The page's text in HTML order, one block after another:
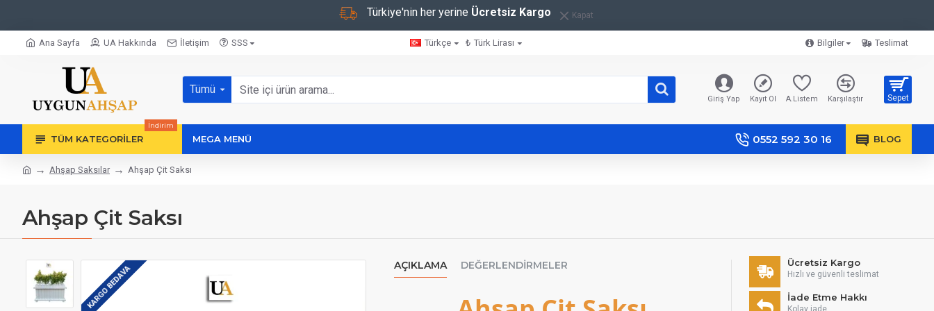
Türkiye'nin her yerine Ücretsiz Kargo Kapat
Ana Sayfa UA Hakkında İletişim SSS Türkçe ₺ Türk Lirası Bilgiler Teslimat
Tümü
Giriş Yap Kayıt Ol A.Listem Karşılaştır Sepet
TÜM KATEGORILER
İndirim
MEGA MENÜ 0552 592 30 16 BLOG
Ahşap Saksılar Ahşap Çit Saksı
Ahşap Çit Saksı
KARGO BEDAVA AÇIKLAMA DEĞERLENDIRMELER Ücretsiz Kargo
Hızlı ve güvenli teslimat
İade Etme Hakkı